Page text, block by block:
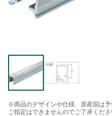
※商品のデザインや仕様、原産国は予
ご指定はできませんのでご了承くださ